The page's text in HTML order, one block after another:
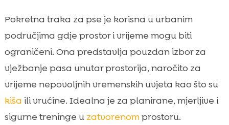
Pokretna traka za pse je korisna u urbanim
područjima gdje prostor i vrijeme mogu biti
ograničeni. Ona predstavlja pouzdan izbor za
vježbanje pasa unutar prostorija, naročito za
vrijeme nepovoljnih vremenskih uvjeta kao što su
kiša ili vrućine. Idealna je za planirane, mjerljive i
sigurne treninge u zatvorenomprostoru.